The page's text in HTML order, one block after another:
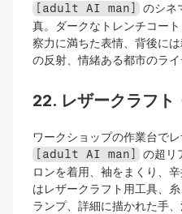
[adult AI man] のシネ
真。ダークなトレンチコー
察力に満ちた表情、背後に
の反射、情緒ある都市のライ
22. レザークラフト
[adult AI man] の超リ
ロンを着用、袖をまくり、
はレザークラフト用工具、
ランプ、詳細に描かれた手